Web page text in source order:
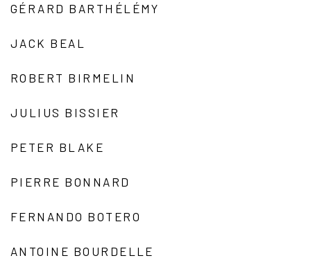
GÉRARD BARTHÉLÉMY
JACK BEAL
ROBERT BIRMELIN
JULIUS BISSIER
PETER BLAKE
PIERRE BONNARD
FERNANDO BOTERO
ANTOINE BOURDELLE